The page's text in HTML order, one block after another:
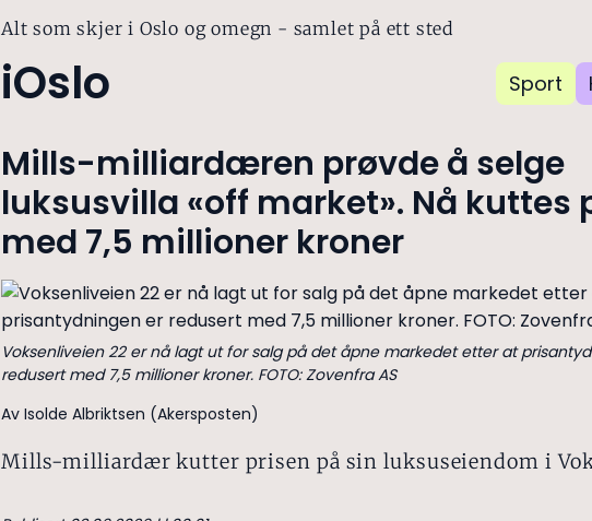
Alt som skjer i Oslo og omegn - samlet på ett sted
iOslo Sport
Mills-milliardæren prøvde å selge
luksusvilla «off market». Nå kuttes
med 7,5 millioner kroner
Voksenliveien 22 er nå lagt ut for salg på det åpne markedet etter at
redusert med 7,5 millioner kroner. FOTO: Zovenfra AS
Av Isolde Albriktsen (Akersposten)
Mills-milliardær kutter prisen på sin luksuseiendom i